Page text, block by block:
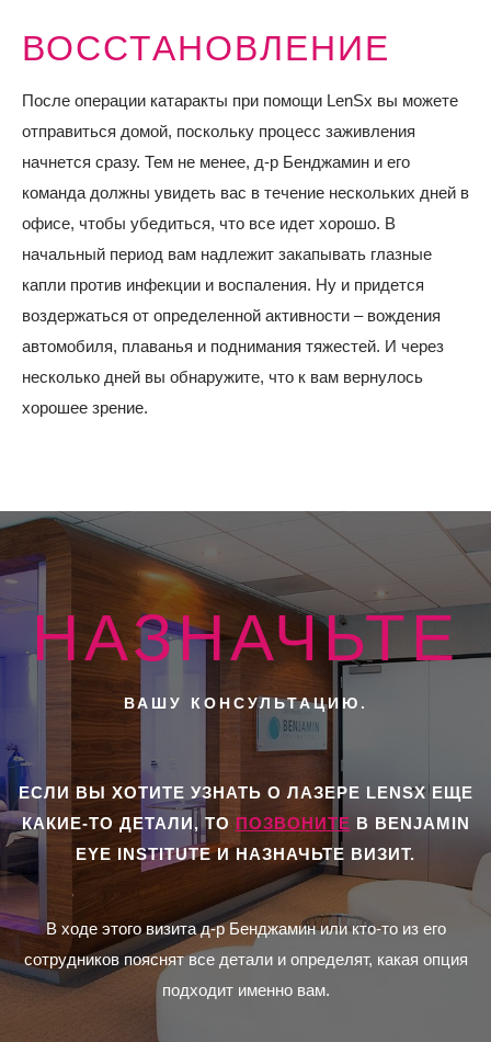
ВОССТАНОВЛЕНИЕ
После операции катаракты при помощи LenSx вы можете
отправиться домой, поскольку процесс заживления
начнется сразу. Тем не менее, д-р Бенджамин и его
команда должны увидеть вас в течение нескольких дней в
офисе, чтобы убедиться, что все идет хорошо. В
начальный период вам надлежит закапывать глазные
капли против инфекции и воспаления. Ну и придется
воздержаться от определенной активности – вождения
автомобиля, плаванья и поднимания тяжестей. И через
несколько дней вы обнаружите, что к вам вернулось
хорошее зрение.
НАЗНАЧЬТЕ
ВАШУ КОНСУЛЬТАЦИЮ.
ЕСЛИ ВЫ ХОТИТЕ УЗНАТЬ О ЛАЗЕРЕ LENSX ЕЩЕ
КАКИЕ-ТО ДЕТАЛИ, ТО ПОЗВОНИТЕ В BENJAMIN
EYE INSTITUTE И НАЗНАЧЬТЕ ВИЗИТ.
В ходе этого визита д-р Бенджамин или кто-то из его
сотрудников пояснят все детали и определят, какая опция
подходит именно вам.